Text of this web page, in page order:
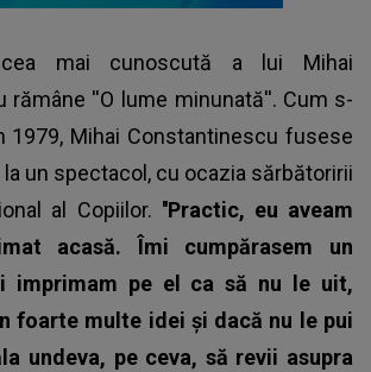
cea mai cunoscută a lui Mihai
rămâne ''O lume minunată''. Cum s-
1979, Mihai Constantinescu fusese
un spectacol, cu ocazia sărbătoririi
al Copiilor. ''Practic, eu aveam
acasă. Îmi cumpărasem un
imprimam pe el ca să nu le uit,
foarte multe idei şi dacă nu le pui
undeva, pe ceva, să revii asupra